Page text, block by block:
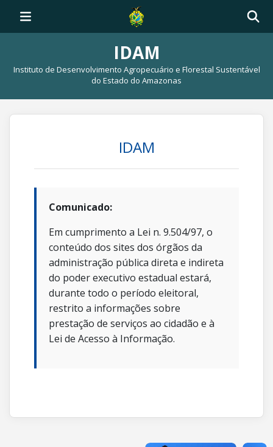
IDAM
Instituto de Desenvolvimento Agropecuário e Florestal Sustentável
do Estado do Amazonas
IDAM
Comunicado:
Em cumprimento a Lei n. 9.504/97, o
conteúdo dos sites dos órgãos da
administração pública direta e indireta
do poder executivo estadual estará,
durante todo o período eleitoral,
restrito a informações sobre
prestação de serviços ao cidadão e à
Lei de Acesso à Informação.